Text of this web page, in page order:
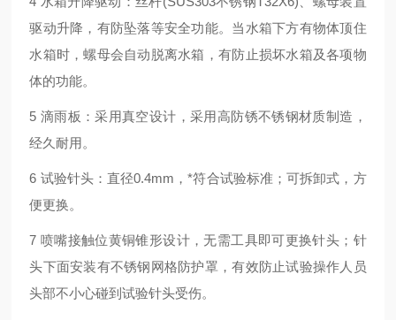
驱动升降，有防坠落等安全功能。当水箱下方有物体顶住
水箱时，螺母会自动脱离水箱，有防止损坏水箱及各项物
体的功能。
5 滴雨板：采用真空设计，采用高防锈不锈钢材质制造，
经久耐用。
6 试验针头：直径0.4mm，*符合试验标准；可拆卸式，方
便更换。
7 喷嘴接触位黄铜锥形设计，无需工具即可更换针头；针
头下面安装有不锈钢网格防护罩，有效防止试验操作人员
头部不小心碰到试验针头受伤。